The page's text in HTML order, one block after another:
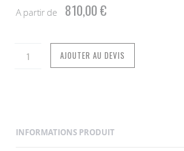
A partir de 810,00 €
AJOUTER AU DEVIS
INFORMATIONS PRODUIT